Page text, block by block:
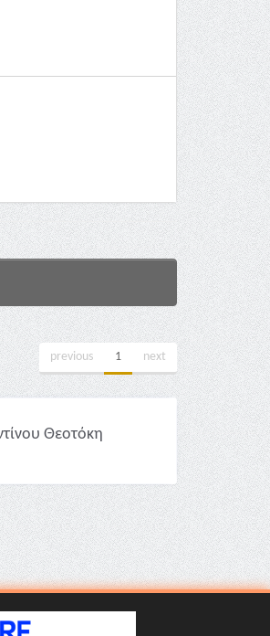
previous 1 next
Θεοτόκη